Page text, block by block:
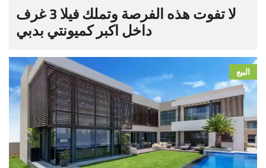
لا تفوت هذه الفرصة وتملك فيلا 3 غرف
داخل اكبر كميونتي بدبي
البيع